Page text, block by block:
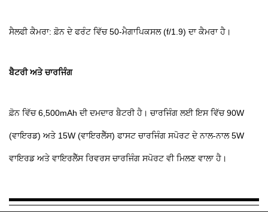
ਸੈਲਫੀ ਕੈਮਰਾ: ਫ਼ੋਨ ਦੇ ਫਰੰਟ ਵਿੱਚ 50-ਮੈਗਾਪਿਕਸਲ (f/1.9) ਦਾ ਕੈਮਰਾ ਹੈ।
ਬੈਟਰੀ ਅਤੇ ਚਾਰਜਿੰਗ
ਫ਼ੋਨ ਵਿੱਚ 6,500mAh ਦੀ ਦਮਦਾਰ ਬੈਟਰੀ ਹੈ। ਚਾਰਜਿੰਗ ਲਈ ਇਸ ਵਿੱਚ 90W
(ਵਾਇਰਡ) ਅਤੇ 15W (ਵਾਇਰਲੈੱਸ) ਫਾਸਟ ਚਾਰਜਿੰਗ ਸਪੋਰਟ ਦੇ ਨਾਲ-ਨਾਲ 5W
ਵਾਇਰਡ ਅਤੇ ਵਾਇਰਲੈੱਸ ਰਿਵਰਸ ਚਾਰਜਿੰਗ ਸਪੋਰਟ ਵੀ ਮਿਲਣ ਵਾਲਾ ਹੈ।